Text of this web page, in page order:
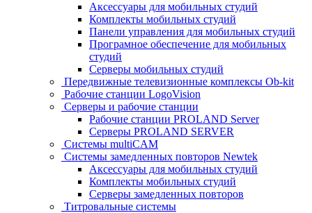
Аксессуары для мобильных студий
Комплекты мобильных студий
Панели управления для мобильных студий
Програмное обеспечение для мобильных
студий
Серверы мобильных студий
Передвижные телевизионные комплексы Ob-kit
Рабочие станции LogoVision
Серверы и рабочие станции
Рабочие станции PROLAND Server
Серверы PROLAND SERVER
Системы multiCAM
Системы замедленных повторов Newtek
Аксессуары для мобильных студий
Комплекты мобильных студий
Серверы замедленных повторов
Титровальные системы